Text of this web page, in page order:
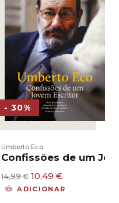
- 30%
Umberto Eco
Confissões de um
14,99€ O
preço
10,49 €O
preço
ADICIONAR